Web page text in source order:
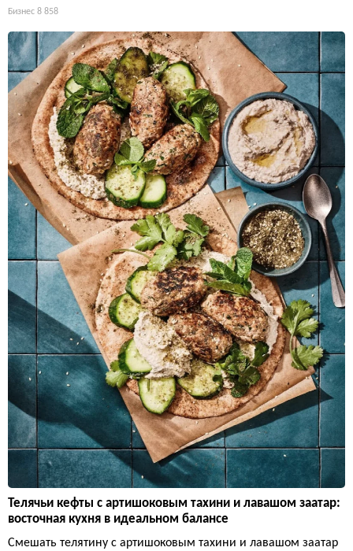
Бизнес 8 858
Телячьи кефты с артишоковым тахини и лавашом заатар:
восточная кухня в идеальном балансе
Смешать телятину с артишоковым тахини и лавашом заатар